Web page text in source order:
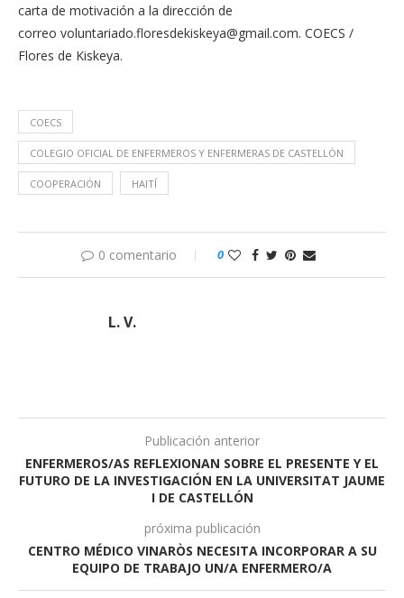
carta de motivación a la dirección de
correo voluntariado.floresdekiskeya@gmail.com. COECS /
Flores de Kiskeya.
COECS
COLEGIO OFICIAL DE ENFERMEROS Y ENFERMERAS DE CASTELLÓN
COOPERACIÓN HAITÍ
0 comentario 0
L. V.
Publicación anterior
ENFERMEROS/AS REFLEXIONAN SOBRE EL PRESENTE Y EL
FUTURO DE LA INVESTIGACIÓN EN LA UNIVERSITAT JAUME
I DE CASTELLÓN
próxima publicación
CENTRO MÉDICO VINARÒS NECESITA INCORPORAR A SU
EQUIPO DE TRABAJO UN/A ENFERMERO/A